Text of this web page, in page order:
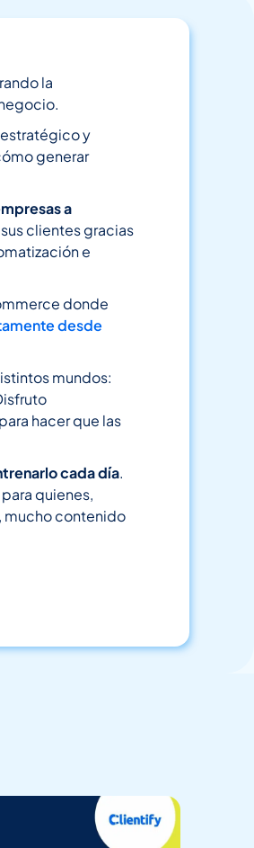
la
y
generar
a
clientes gracias
e
donde
desde
mundos:
hacer que las
cada día.
quienes,
mucho contenido